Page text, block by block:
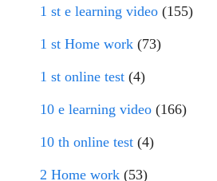
1 st e learning video (155)
1 st Home work (73)
1 st online test (4)
10 e learning video (166)
10 th online test (4)
2 Home work (53)